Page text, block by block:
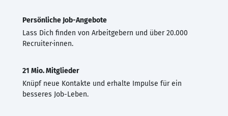
Persönliche Job-Angebote
Lass Dich finden von Arbeitgebern und über 20.000
Recruiter·innen.
21 Mio. Mitglieder
Knüpf neue Kontakte und erhalte Impulse für ein
besseres Job-Leben.